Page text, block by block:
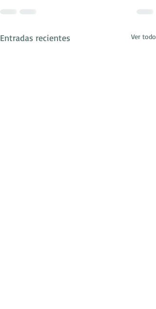
Entradas recientes Ver todo